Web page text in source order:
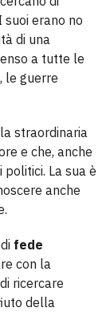
erano no
di una
a tutte le
le guerre
straordinaria
e che, anche
La sua è
anche
fede
con la
ricercare
della